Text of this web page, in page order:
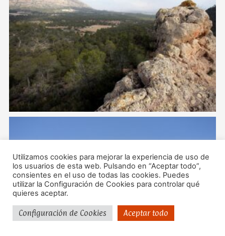
Utilizamos cookies para mejorar la experiencia de uso de
los usuarios de esta web. Pulsando en “Aceptar todo”,
consientes en el uso de todas las cookies. Puedes
utilizar la Configuración de Cookies para controlar qué
quieres aceptar.
Configuración de Cookies Aceptar todo